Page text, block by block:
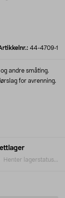
44-4709-1
Henter lagerstatus...
andre småting.
for avrenning.